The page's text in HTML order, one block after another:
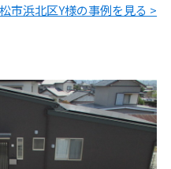
の隙間に釘が出てきている
市浜北区Y様の事例を見る >